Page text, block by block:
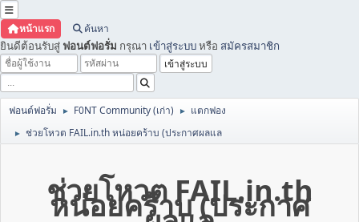
หน้าแรก ค้นหา
ยินดีต้อนรับสู่ ฟอนต์ฟอรั่ม กรุณา เข้าสู่ระบบหรือ สมัครสมาชิก
ฟอนต์ฟอรั่ม ► F0NT Community (เก่า) ► แตกฟอง
► ช่วยโหวต FAIL.in.th หน่อยคร้าบ (ประกาศผลแล
ช่วยโหวต FAIL.in.th
หน่อยคร้าบ (ประกาศ